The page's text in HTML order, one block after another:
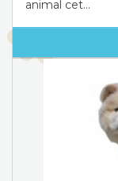
animal cet...